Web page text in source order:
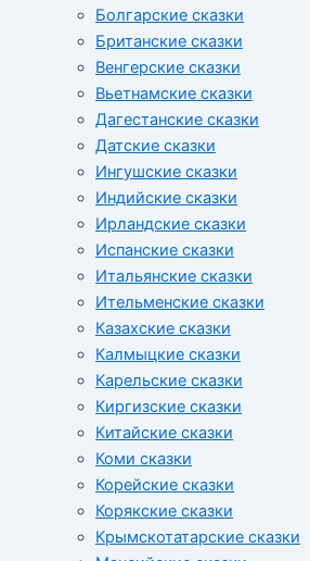
Болгарские сказки
Британские сказки
Венгерские сказки
Вьетнамские сказки
Дагестанские сказки
Датские сказки
Ингушские сказки
Индийские сказки
Ирландские сказки
Испанские сказки
Итальянские сказки
Ительменские сказки
Казахские сказки
Калмыцкие сказки
Карельские сказки
Киргизские сказки
Китайские сказки
Коми сказки
Корейские сказки
Корякские сказки
Крымскотатарские сказки